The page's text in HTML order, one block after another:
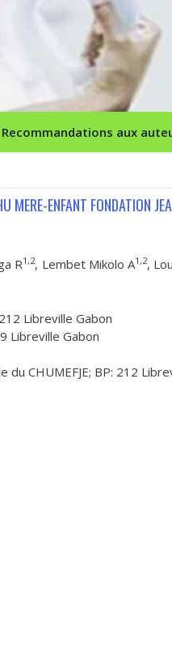
Recommandations aux
MERE-ENFANT FONDATION
R1,2, Lembet Mikolo A1,2,
Libreville Gabon
Libreville Gabon
du CHUMEFJE; BP: 212